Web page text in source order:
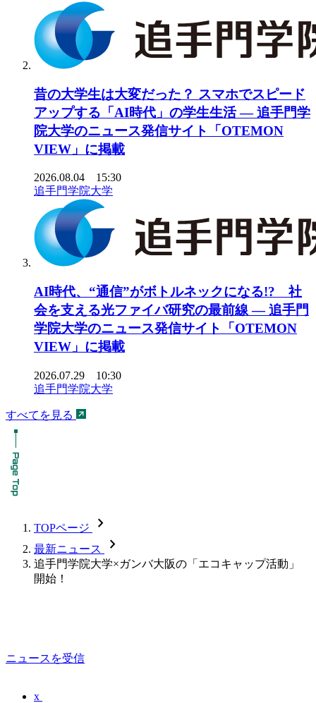
昔の大学生は大変だった？ スマホでスピード
アップする「AI時代」の学生生活 ― 追手門学
院大学のニュース発信サイト「OTEMON
VIEW」に掲載
2026.08.04 15:30
追手門学院大学
AI時代、“通信”がボトルネックになる!? 社
会を支える光ファイバ研究の最前線 ― 追手門
学院大学のニュース発信サイト「OTEMON
VIEW」に掲載
2026.07.29 10:30
追手門学院大学
すべてを見る
TOPページ chevron_forward
最新ニュース chevron_forward
追手門学院大学×ガンバ大阪の「エコキャップ活動」
開始！
ニュースを受信
x